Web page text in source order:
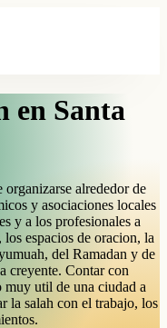
en Santa
alrededor de
y asociaciones locales
y a los profesionales a
espacios de oracion, la
del Ramadan y de
creyente. Contar con
muy util de una ciudad a
la salah con el trabajo, los